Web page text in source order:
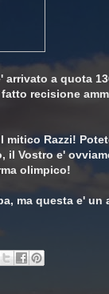
a quota
recisione
Razzi!
il Vostro e'
olimpico!
ma questa e' un